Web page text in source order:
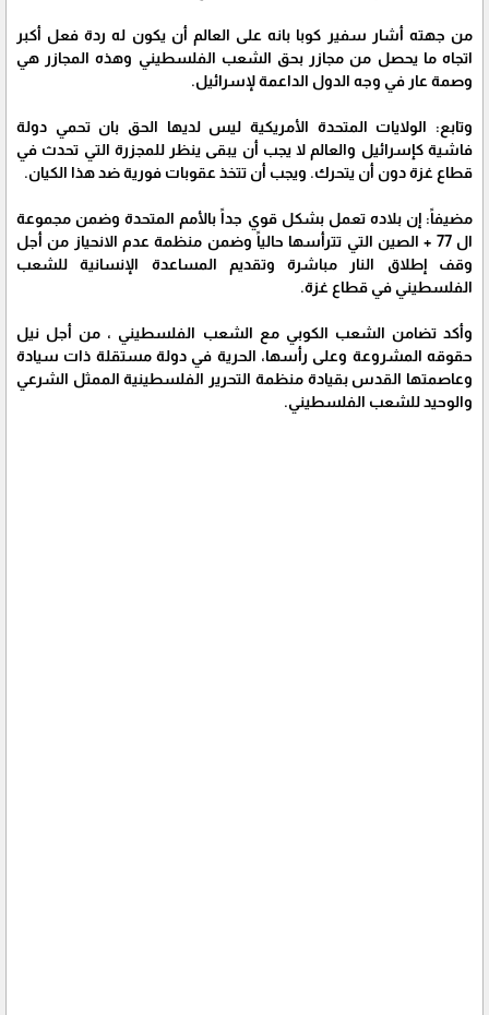
من جهته أشار سفير كوبا بانه على العالم أن يكون له ردة فعل أكبر
اتجاه ما يحصل من مجازر بحق الشعب الفلسطيني وهذه المجازر هي
وصمة عار في وجه الدول الداعمة لإسرائيل.
وتابع: الولايات المتحدة الأمريكية ليس لديها الحق بان تحمي دولة
فاشية كإسرائيل والعالم لا يجب أن يبقى ينظر للمجزرة التي تحدث في
قطاع غزة دون أن يتحرك. ويجب أن تتخذ عقوبات فورية ضد هذا الكيان.
مضيفاً: إن بلاده تعمل بشكل قوي جداً بالأمم المتحدة وضمن مجموعة
ال 77 + الصين التي تترأسها حالياً وضمن منظمة عدم الانحياز من أجل
وقف إطلاق النار مباشرة وتقديم المساعدة الإنسانية للشعب
الفلسطيني في قطاع غزة.
وأكد تضامن الشعب الكوبي مع الشعب الفلسطيني ، من أجل نيل
حقوقه المشروعة وعلى رأسها، الحرية في دولة مستقلة ذات سيادة
وعاصمتها القدس بقيادة منظمة التحرير الفلسطينية الممثل الشرعي
والوحيد للشعب الفلسطيني.